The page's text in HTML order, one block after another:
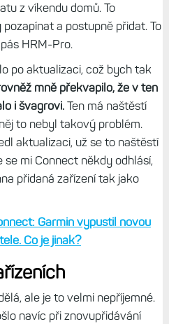
z víkendu domů. To
a postupně přidat. To
HRM-Pro.
po aktualizaci, což bych tak
mně překvapilo, že v ten
i švagrovi.Ten má naštěstí
to nebyl takový problém.
aktualizaci, už se to naštěstí
se mi Connect někdy odhlásí,
přidaná zařízení tak jako
Garmin vypustil novou
Co je jinak?
ale je to velmi nepříjemné.
navíc při znovupřidávání